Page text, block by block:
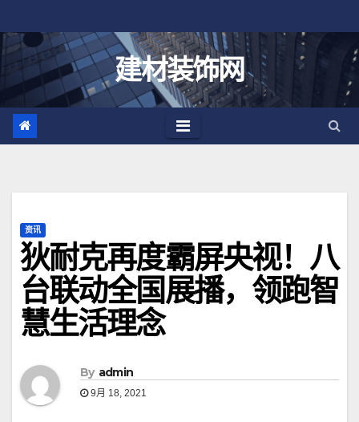
至
建材装饰网
资讯
狄耐克再度霸屏央视！八
台联动全国展播，领跑智
慧生活理念
By admin
9月 18, 2021